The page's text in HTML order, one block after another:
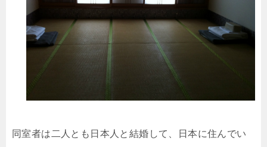
同室者は二人とも日本人と結婚して、日本に住んでい